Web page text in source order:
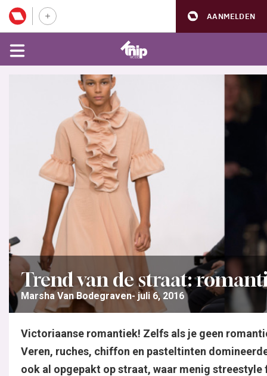
AANMELDEN
Trend van de straat:
Marsha Van Bodegraven juli 6, 2016
Victoriaanse romantiek! Zelfs als je geen
Veren, ruches, chiffon en pasteltinten
ook al opgepakt op straat, waar menig